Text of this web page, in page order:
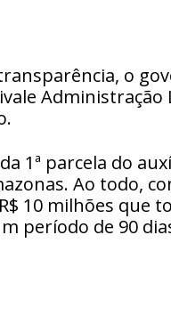
o
1ª parcela do
Ao todo,
10 milhões que
período de 90